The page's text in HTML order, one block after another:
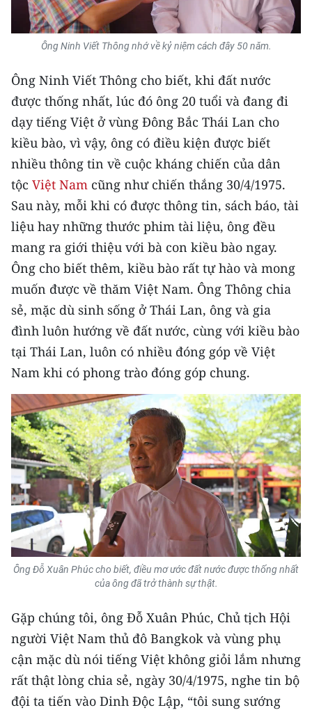
Media Kinh tế
Media Văn hóa
Media Xã hội
Media Pháp luật
Media Du lịch
Media Thế giới
Media Thể thao
Media Giáo dục
Media Y tế
Media Khoa học - Công nghệ
Media Môi trường
Ảnh
Infographic
TIN MỚI
TIN ĐỊA PHƯƠNG
Trung du và miền núi phía Bắc
Đồng bằng sông Hồng
Bắc Trung Bộ
Duyên hải Nam Trung Bộ và Tây
Đông Nam Bộ
Đồng bằng sông Cửu Long
Chuyên trang Hà Nội
Ông Ninh Viết Thông nhớ về kỷ niệm cách đây 50 năm.
Ông Ninh Viết Thông cho biết, khi đất nước
được thống nhất, lúc đó ông 20 tuổi và đang đi
dạy tiếng Việt ở vùng Đông Bắc Thái Lan cho
kiều bào, vì vậy, ông có điều kiện được biết
nhiều thông tin về cuộc kháng chiến của dân
tộc Việt Nam cũng như chiến thắng 30/4/1975.
Sau này, mỗi khi có được thông tin, sách báo, tài
liệu hay những thước phim tài liệu, ông đều
mang ra giới thiệu với bà con kiều bào ngay.
Ông cho biết thêm, kiều bào rất tự hào và mong
muốn được về thăm Việt Nam. Ông Thông chia
sẻ, mặc dù sinh sống ở Thái Lan, ông và gia
đình luôn hướng về đất nước, cùng với kiều bào
tại Thái Lan, luôn có nhiều đóng góp về Việt
Nam khi có phong trào đóng góp chung.
Ông Đỗ Xuân Phúc cho biết, điều mơ ước đất nước được thống nhất
của ông đã trở thành sự thật.
Gặp chúng tôi, ông Đỗ Xuân Phúc, Chủ tịch Hội
người Việt Nam thủ đô Bangkok và vùng phụ
cận mặc dù nói tiếng Việt không giỏi lắm nhưng
rất thật lòng chia sẻ, ngày 30/4/1975, nghe tin bộ
đội ta tiến vào Dinh Độc Lập, “tôi sung sướng